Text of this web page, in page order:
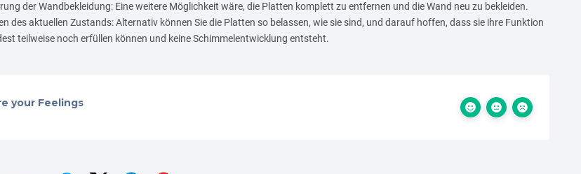
der Wandbekleidung: Eine weitere Möglichkeit wäre, die Platten komplett zu entfernen und die Wand neu zu bekleiden.
des aktuellen Zustands: Alternativ können Sie die Platten so belassen, wie sie sind, und darauf hoffen, dass sie ihre Funktion
teilweise noch erfüllen können und keine Schimmelentwicklung entsteht.
your Feelings